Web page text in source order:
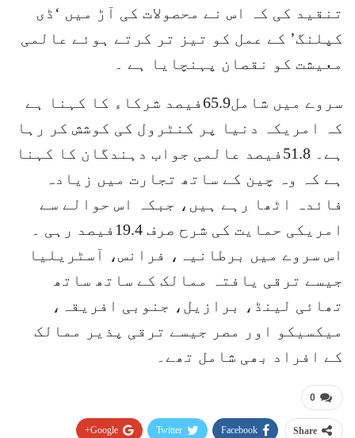
تنقید کی کہ اس نے محصولات کی آڑ میں ‘ڈی
کپلنگ’ کے عمل کو تیز تر کرتے ہوئے عالمی
معیشت کو نقصان پہنچایا ہے ۔
سروے میں شامل65.9فیصد شرکاء کا کہنا ہے
کہ امریکہ دنیا پر کنٹرول کی کوشش کر رہا
ہے۔ 51.8فیصد عالمی جواب دہندگان کا کہنا
ہے کہ وہ چین کے ساتھ تجارت میں زیادہ
فائدہ اٹھا رہے ہیں، جبکہ اس حوالے سے
امریکی حمایت کی شرح صرف 19.4فیصد رہی ۔
اس سروے میں برطانیہ، فرانس، آسٹریلیا
جیسے ترقی یافتہ ممالک کے ساتھ ساتھ
تھائی لینڈ، برازیل، جنوبی افریقہ،
میکسیکو اور مصر جیسے ترقی پذیر ممالک
کے افراد بھی شامل تھے۔
0
Share
Facebook
Twitter
Google+